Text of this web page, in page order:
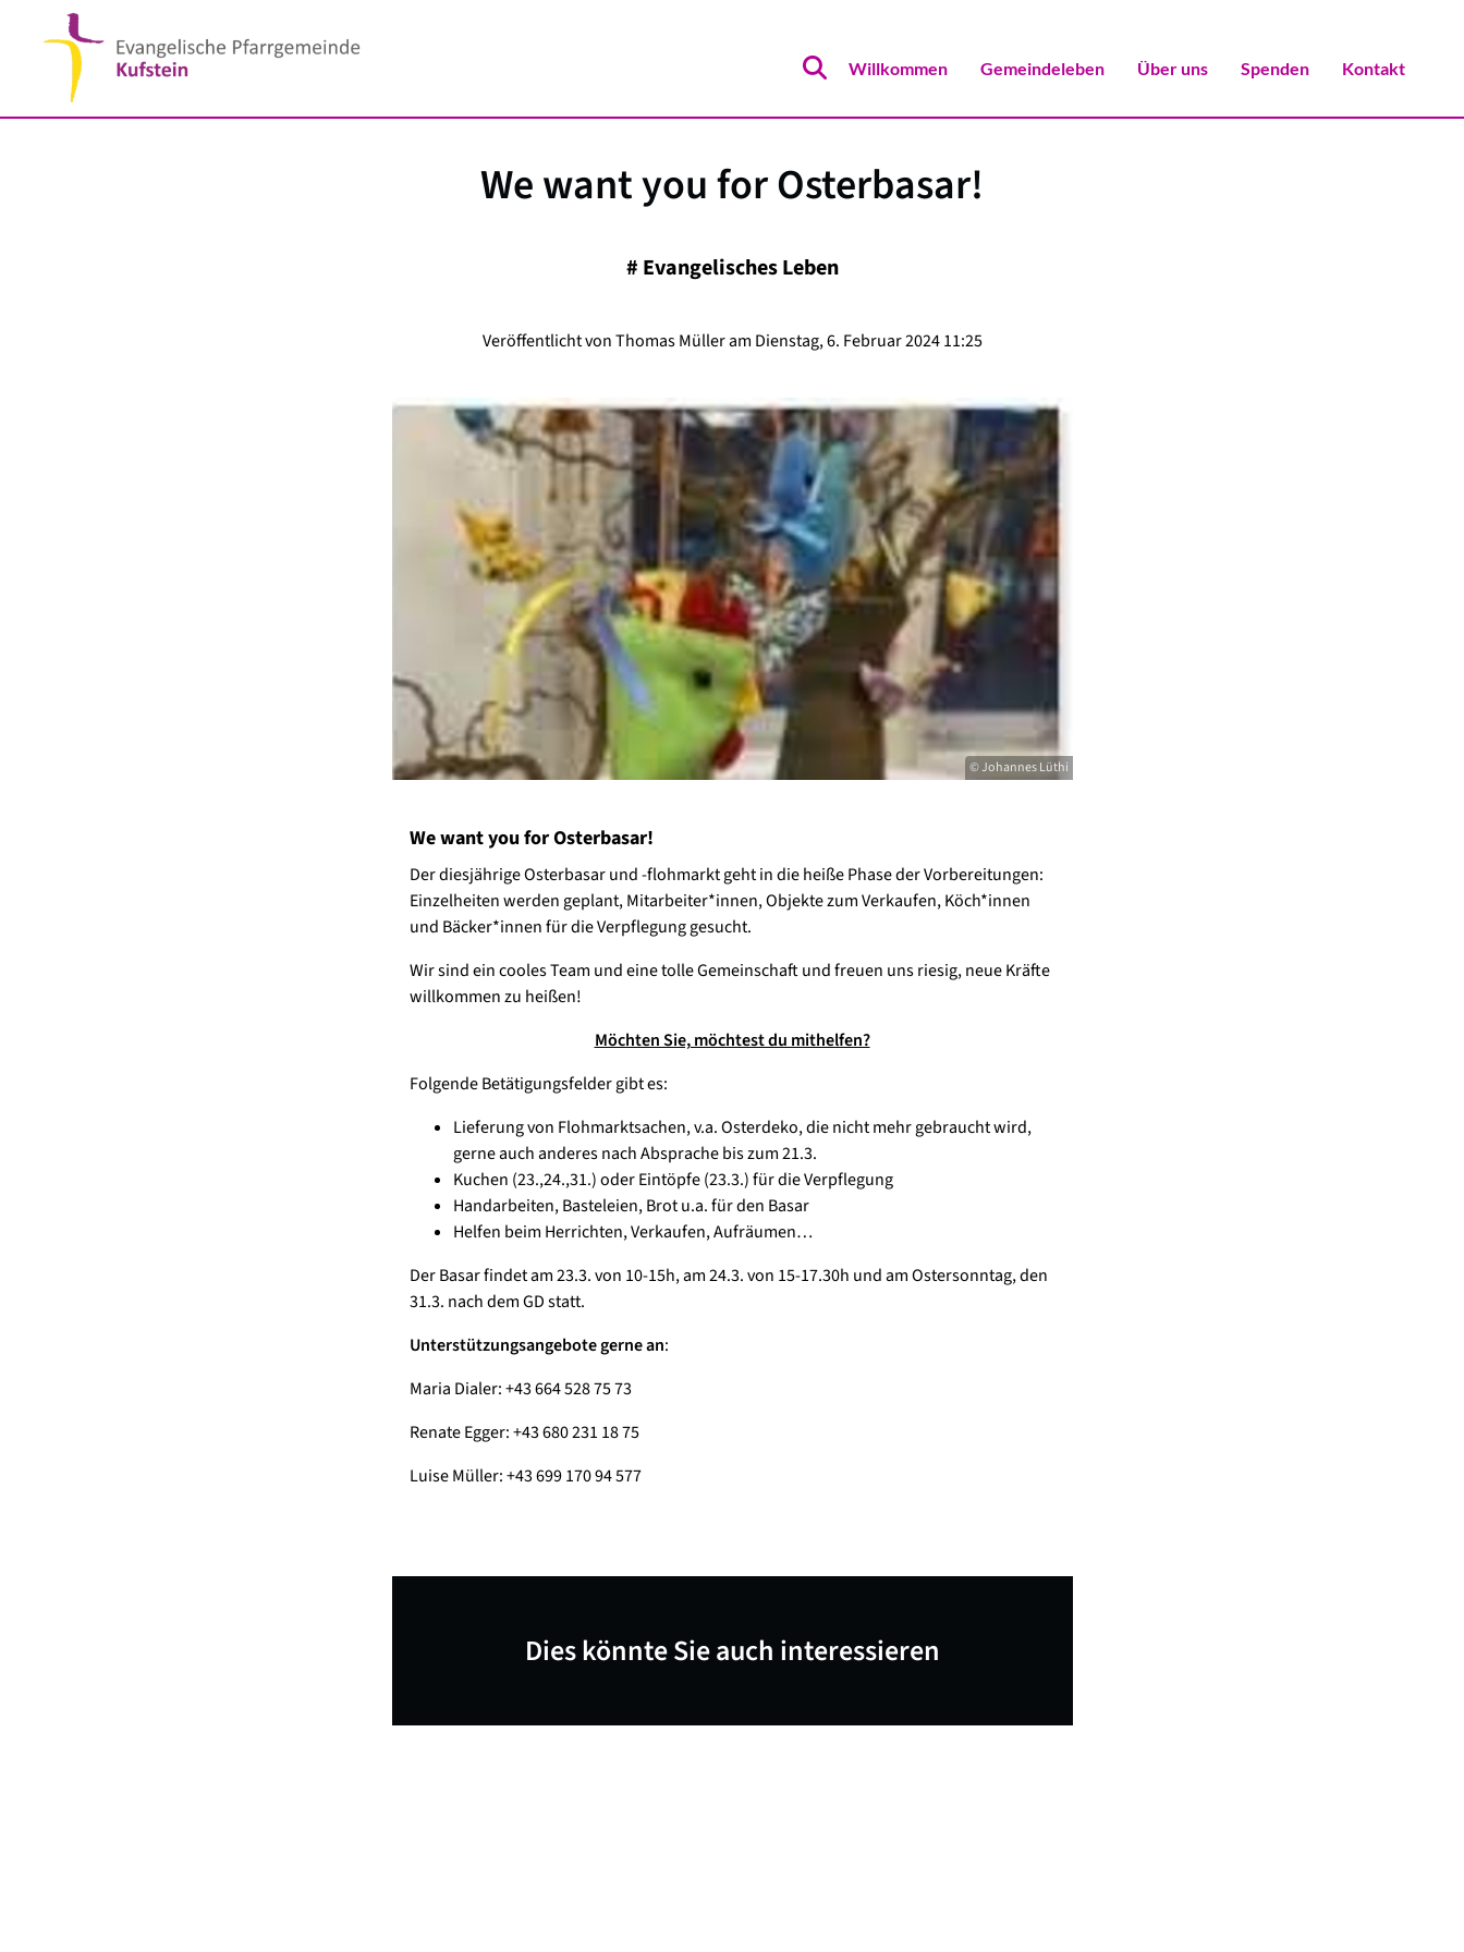
Willkommen Gemeindeleben Über uns Spenden Kontakt
We want you for Osterbasar!
# Evangelisches Leben
Veröffentlicht von Thomas Müller am Dienstag, 6. Februar 2024 11:25
© Johannes Lüthi
We want you for Osterbasar!
Der diesjährige Osterbasar und -flohmarkt geht in die heiße Phase der Vorbereitungen:
Einzelheiten werden geplant, Mitarbeiter*innen, Objekte zum Verkaufen, Köch*innen
und Bäcker*innen für die Verpflegung gesucht.
Wir sind ein cooles Team und eine tolle Gemeinschaft und freuen uns riesig, neue Kräfte
willkommen zu heißen!
Möchten Sie, möchtest du mithelfen?
Folgende Betätigungsfelder gibt es:
Lieferung von Flohmarktsachen, v.a. Osterdeko, die nicht mehr gebraucht wird,
gerne auch anderes nach Absprache bis zum 21.3.
Kuchen (23.,24.,31.) oder Eintöpfe (23.3.) für die Verpflegung
Handarbeiten, Basteleien, Brot u.a. für den Basar
Helfen beim Herrichten, Verkaufen, Aufräumen…
Der Basar findet am 23.3. von 10-15h, am 24.3. von 15-17.30h und am Ostersonntag, den
31.3. nach dem GD statt.
Unterstützungsangebote gerne an:
Maria Dialer: +43 664 528 75 73
Renate Egger: +43 680 231 18 75
Luise Müller: +43 699 170 94 577
Dies könnte Sie auch interessieren